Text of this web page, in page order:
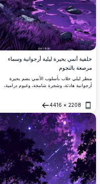
خلفية أنمي بحيرة ليلية أرجوانية وسماء
مرصعة بالنجوم
منظر ليلي خلاب بأسلوب الأنمي يضم بحيرة
أرجوانية هادئة، وشجرة شامخة، وغيوم درامية،
2208
×
4416
فتح